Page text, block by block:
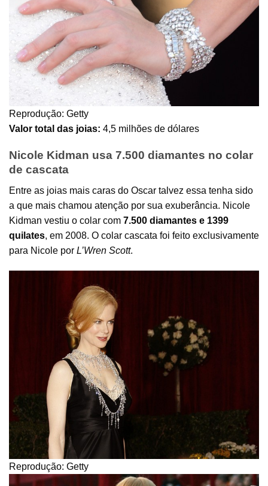
Reprodução: Getty
Valor total das joias: 4,5 milhões de dólares
Nicole Kidman usa 7.500 diamantes no colar
de cascata
Entre as joias mais caras do Oscar talvez essa tenha sido
a que mais chamou atenção por sua exuberância. Nicole
Kidman vestiu o colar com 7.500 diamantes e 1399
quilates, em 2008. O colar cascata foi feito exclusivamente
para Nicole por L’Wren Scott.
Reprodução: Getty